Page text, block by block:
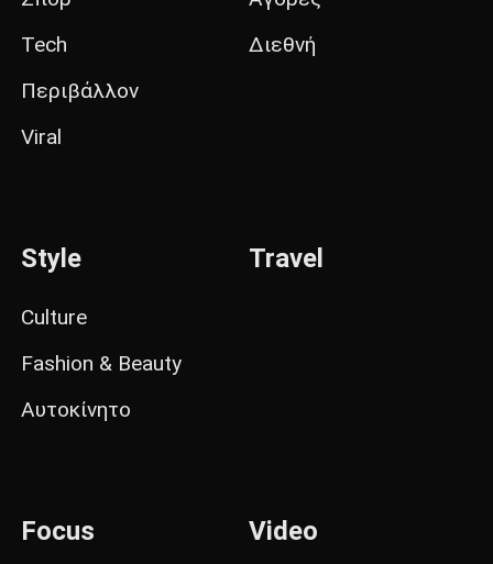
Tech
Περιβάλλον
Viral
Διεθνή
Style
Culture
Fashion & Beauty
Αυτοκίνητο
Travel
Focus Video